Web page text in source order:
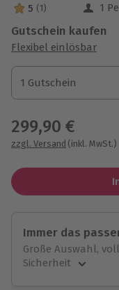
5 Sterne von 5 aus 1
5 (1) 1
Gutschein kaufen
Flexibel einlösbar
1 Gutschein
1 Gutschein
1 Gutschein
299,90 €
zzgl. Versand (inkl. MwSt.)
Immer das
Große Auswahl,
Sicherheit